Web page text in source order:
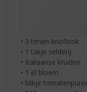
• 3 tenen knoflook
• 1 takje selderij
• Italiaanse kruiden
• 1 el bloem
• blikje